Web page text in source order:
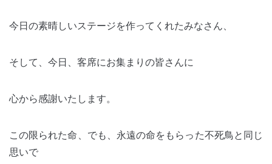
今日の素晴しいステージを作ってくれたみなさん、
そして、今日、客席にお集まりの皆さんに
心から感謝いたします。
この限られた命、でも、永遠の命をもらった不死鳥と同じ
思いで